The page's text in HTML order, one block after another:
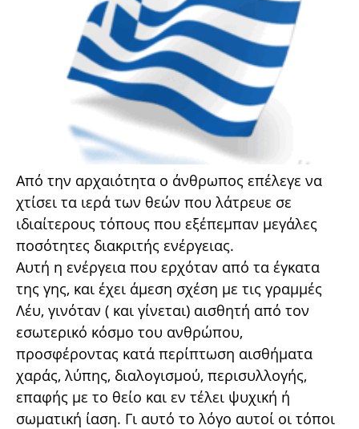
Από την αρχαιότητα ο άνθρωπος επέλεγε να
χτίσει τα ιερά των θεών που λάτρευε σε
ιδιαίτερους τόπους που εξέπεμπαν μεγάλες
ποσότητες διακριτής ενέργειας.
Αυτή η ενέργεια που ερχόταν από τα έγκατα
της γης, και έχει άμεση σχέση με τις γραμμές
Λέυ, γινόταν ( και γίνεται) αισθητή από τον
εσωτερικό κόσμο του ανθρώπου,
προσφέροντας κατά περίπτωση αισθήματα
χαράς, λύπης, διαλογισμού, περισυλλογής,
επαφής με το θείο και εν τέλει ψυχική ή
σωματική ίαση. Γι αυτό το λόγο αυτοί οι τόποι